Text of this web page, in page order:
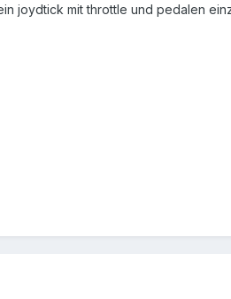
joydtick mit throttle und pedalen